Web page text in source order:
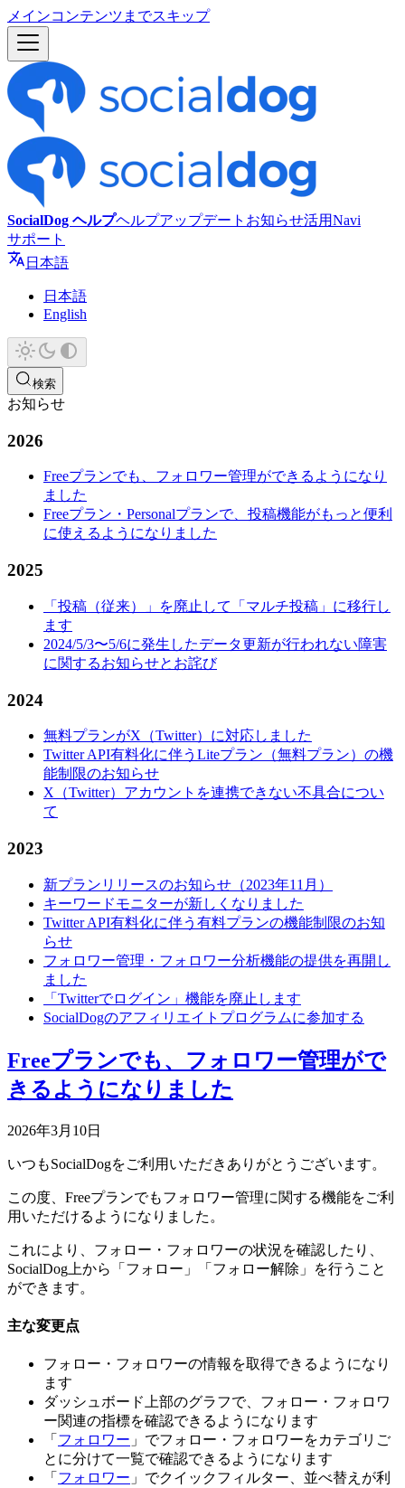
メインコンテンツまでスキップ
SocialDog ヘルプヘルプアップデート お知らせ活用Navi
サポート
日本語
日本語
English
検索
お知らせ
2026
Freeプランでも、フォロワー管理ができるようになり
ました
Freeプラン・Personalプランで、投稿機能がもっと便利
に使えるようになりました
2025
「投稿（従来）」を廃止して「マルチ投稿」に移行し
ます
2024/5/3〜5/6に発生したデータ更新が行われない障害
に関するお知らせとお詫び
2024
無料プランがX（Twitter）に対応しました
Twitter API有料化に伴うLiteプラン（無料プラン）の機
能制限のお知らせ
X（Twitter）アカウントを連携できない不具合につい
て
2023
新プランリリースのお知らせ（2023年11月）
キーワードモニターが新しくなりました
Twitter API有料化に伴う有料プランの機能制限のお知
らせ
フォロワー管理・フォロワー分析機能の提供を再開し
ました
「Twitterでログイン」機能を廃止します
SocialDogのアフィリエイトプログラムに参加する
Freeプランでも、フォロワー管理がで
きるようになりました
2026年3月10日
いつもSocialDogをご利用いただきありがとうございます。
この度、Freeプランでもフォロワー管理に関する機能をご利
用いただけるようになりました。
これにより、フォロー・フォロワーの状況を確認したり、
SocialDog上から「フォロー」「フォロー解除」を行うこと
ができます。
主な変更点
フォロー・フォロワーの情報を取得できるようになり
ます
ダッシュボード上部のグラフで、フォロー・フォロワ
ー関連の指標を確認できるようになります
「 フォロワー 」でフォロー・フォロワーをカテゴリご
とに分けて一覧で確認できるようになります
「 フォロワー 」でクイックフィルター、並べ替えが利